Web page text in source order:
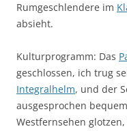
Rumgeschlendere im
absieht.
Kulturprogramm: Das
geschlossen, ich trug
Integralhelm, und der
ausgesprochen
Westfernsehen